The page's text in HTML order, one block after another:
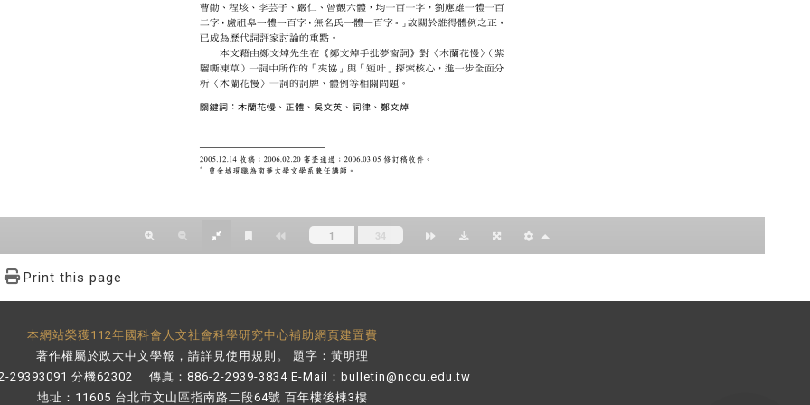
Print this page
本網站榮獲112年國科會人文社會科學研究中心補助網頁建置費
著作權屬於政大中文學報，請詳見 使用規則 。 題字：黃明理
29393091 分機62302 傳真：886-2-2939-3834 E-Mail： bulletin@nccu.edu.tw
地址：11605 台北市文山區指南路二段64號 百年樓後棟3樓